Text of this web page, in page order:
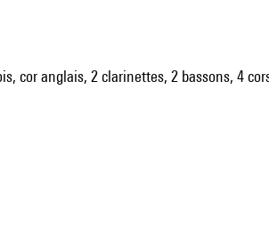
cor anglais, 2 clarinettes, 2 bassons, 4